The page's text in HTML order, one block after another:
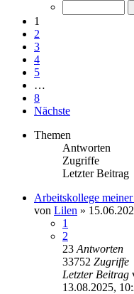
1
2
3
4
5
…
8
Nächste
Themen
Antworten
Zugriffe
Letzter Beitrag
Arbeitskollege
von Lilen »
1
2
23 Antworten
33752 Zugriffe
Letzter Beitrag
13.08.2025,